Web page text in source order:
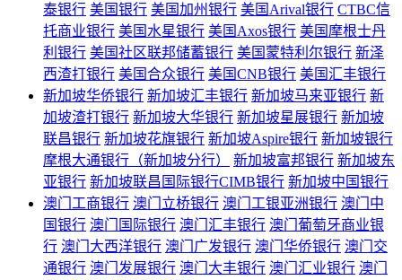
泰银行 美国银行 美国加州银行 美国Arival银行 CTBC信
托商业银行 美国水星银行 美国Axos银行 美国摩根士丹
利银行 美国社区联邦储蓄银行 美国蒙特利尔银行 新泽
西渣打银行 美国合众银行 美国CNB银行 美国汇丰银行
新加坡华侨银行 新加坡汇丰银行 新加坡马来亚银行 新
加坡渣打银行 新加坡大华银行 新加坡星展银行 新加坡
联昌银行 新加坡花旗银行 新加坡Aspire银行 新加坡银行
摩根大通银行（新加坡分行）
新加坡富邦银行 新加坡东
亚银行 新加坡联昌国际银行CIMB银行 新加坡中国银行
澳门工商银行 澳门立桥银行 澳门工银亚洲银行 澳门中
国银行 澳门国际银行 澳门汇丰银行 澳门葡萄牙商业银
行 澳门大西洋银行 澳门广发银行 澳门华侨银行 澳门交
通银行 澳门发展银行 澳门大丰银行 澳门汇业银行 澳门